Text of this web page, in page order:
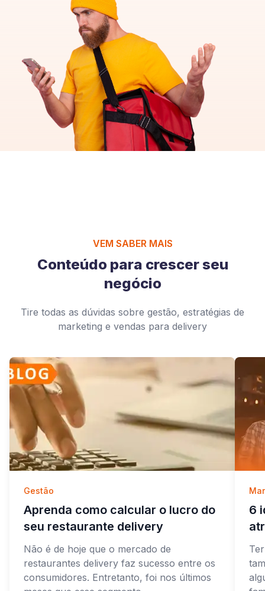
VEM SABER MAIS
Conteúdo para crescer seu
negócio
Tire todas as dúvidas sobre gestão, estratégias de
marketing e vendas para delivery
Gestão
Aprenda como calcular o lucro do
seu restaurante delivery
Não é de hoje que o mercado de
restaurantes delivery faz sucesso entre os
consumidores. Entretanto, foi nos últimos
6